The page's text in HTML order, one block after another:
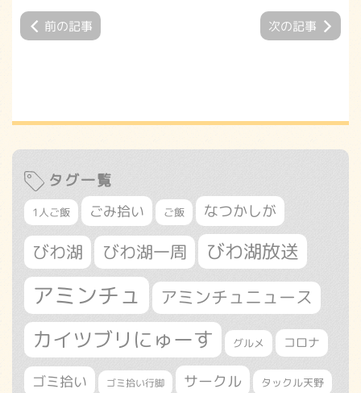
前の記事 次の記事
タグ一覧
1人ご飯 ごみ拾い ご飯 なつかしが
びわ湖 びわ湖一周 びわ湖放送
アミンチュ アミンチュニュース
カイツブリにゅーす グルメ コロナ
ゴミ拾い ゴミ拾い行脚 サークル タックル天野